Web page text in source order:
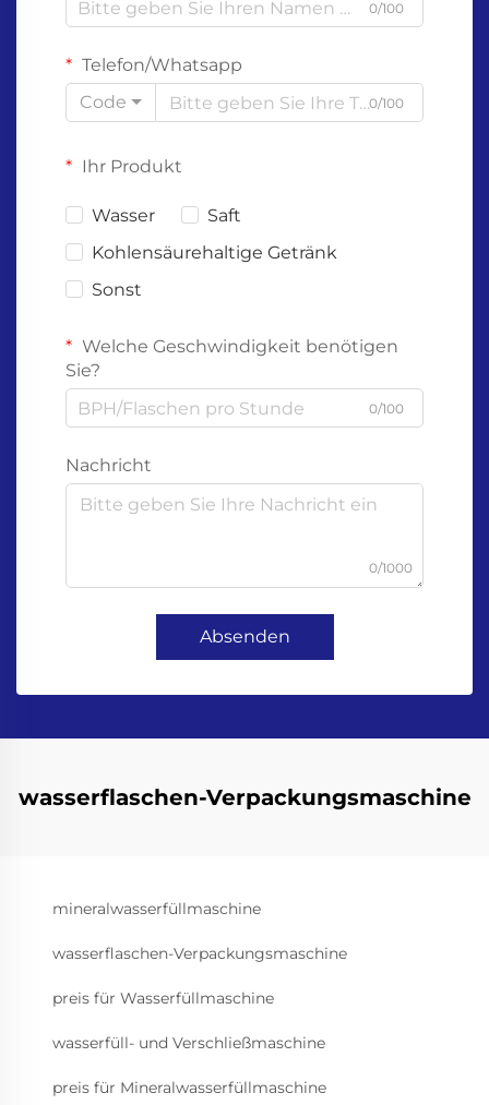
0/100
Telefon/Whatsapp
Code
0/100
Ihr Produkt
Wasser
Saft
Kohlensäurehaltige Getränk
Sonst
Welche Geschwindigkeit benötigen
Sie?
0/100
Nachricht
0/1000
Absenden
wasserflaschen-Verpackungsmaschine
mineralwasserfüllmaschine
wasserflaschen-Verpackungsmaschine
preis für Wasserfüllmaschine
wasserfüll- und Verschließmaschine
preis für Mineralwasserfüllmaschine